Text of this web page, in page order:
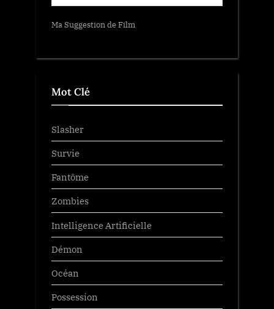
Ma Suggestion de Film
Mot Clé
Slasher
Survie
Fantôme
Zombies
Intelligence Artificielle
Démon
Océan
Possession